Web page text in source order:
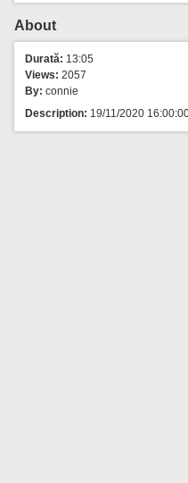
About
Durată: 13:05
Views: 2057
By: connie
Description: 19/11/2020